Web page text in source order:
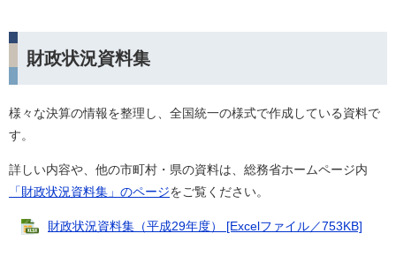
財政状況資料集
様々な決算の情報を整理し、全国統一の様式で作成している資料で
す。
詳しい内容や、他の市町村・県の資料は、総務省ホームページ内
「財政状況資料集」のページをご覧ください。
財政状況資料集（平成29年度） [Excelファイル／753KB]